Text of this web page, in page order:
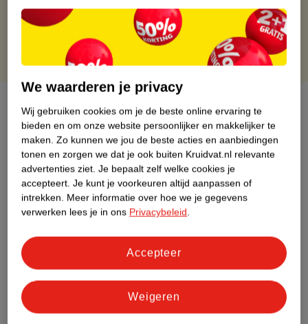
Gratis punten met je Kruidvat kaart
Over dit product
Productinformatie
Etiketinformatie
Nature Impact Score
Dit product heeft (nog) geen Nature
Impact Score.
We waarderen je privacy
Wij gebruiken cookies om je de beste online ervaring te
bieden en om onze website persoonlijker en makkelijker te
maken. Zo kunnen we jou de beste acties en aanbiedingen
tonen en zorgen we dat je ook buiten Kruidvat.nl relevante
advertenties ziet. Je bepaalt zelf welke cookies je
accepteert. Je kunt je voorkeuren altijd aanpassen of
intrekken. Meer informatie over hoe we je gegevens
verwerken lees je in ons Privacybeleid.
Weigeren
Accepteer